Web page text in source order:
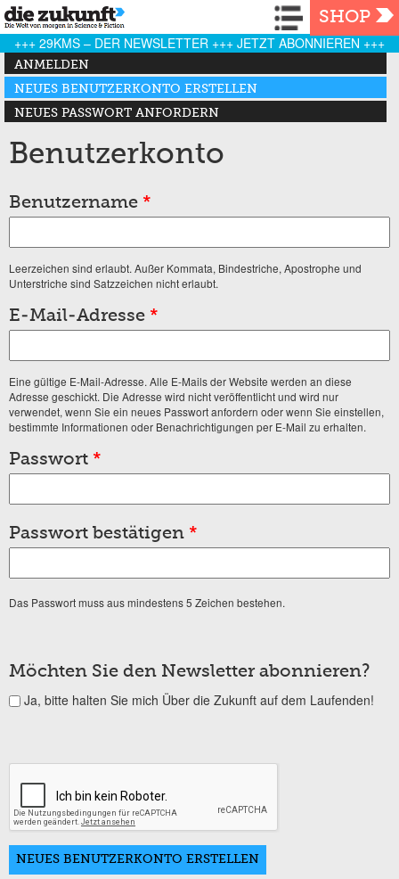
Navigation
SHOP
+++ 29KMS – DER NEWSLETTER +++ JETZT ABONNIEREN +++
Haupt-Reiter
ANMELDEN
NEUES BENUTZERKONTO ERSTELLEN
(AKTIVER REITER)
NEUES PASSWORT ANFORDERN
Benutzerkonto
Benutzername *
Leerzeichen sind erlaubt. Außer Kommata, Bindestriche, Apostrophe und
Unterstriche sind Satzzeichen nicht erlaubt.
E-Mail-Adresse *
Eine gültige E-Mail-Adresse. Alle E-Mails der Website werden an diese
Adresse geschickt. Die Adresse wird nicht veröffentlicht und wird nur
verwendet, wenn Sie ein neues Passwort anfordern oder wenn Sie einstellen,
bestimmte Informationen oder Benachrichtigungen per E-Mail zu erhalten.
Passwort *
Passwort bestätigen *
Das Passwort muss aus mindestens 5 Zeichen bestehen.
Möchten Sie den Newsletter abonnieren?
Ja, bitte halten Sie mich Über die Zukunft auf dem Laufenden!